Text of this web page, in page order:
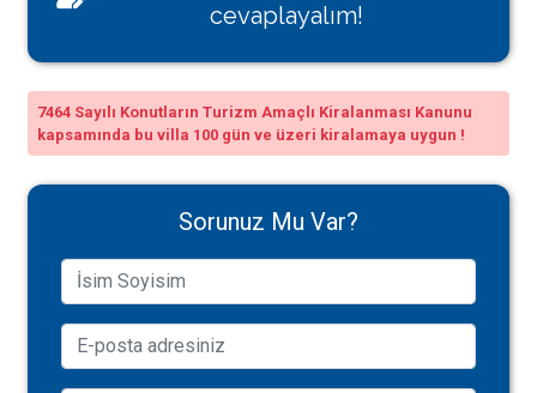
cevaplayalım!
7464 Sayılı Konutların Turizm Amaçlı Kiralanması Kanunu
kapsamında bu villa 100 gün ve üzeri kiralamaya uygun !
Sorunuz Mu Var?